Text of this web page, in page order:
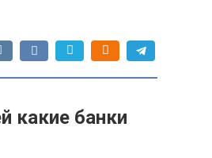
какие банки